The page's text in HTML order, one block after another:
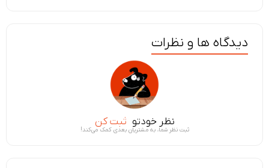
دیدگاه ها و نظرات
نظر خودتو ثبت کن
ثبت نظر شما، به مشتریان بعدی کمک می‌کند!